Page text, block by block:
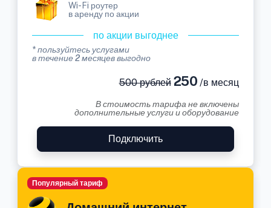
Wi-Fi роутер
в аренду по акции
по акции выгоднее
* пользуйтесь услугами
в течение 2 месяцев выгодно
500 рублей250 /в месяц
В стоимость тарифа не включены
дополнительные услуги и оборудование
Подключить
Популярный тариф